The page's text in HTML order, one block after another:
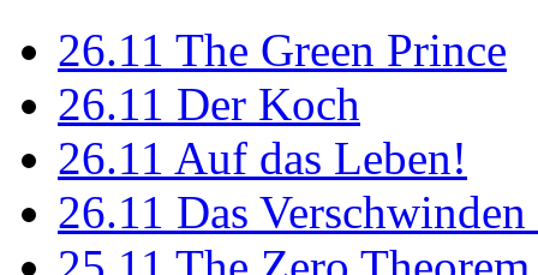
26.11 The Green Prince
26.11 Der Koch
26.11 Auf das Leben!
26.11 Das